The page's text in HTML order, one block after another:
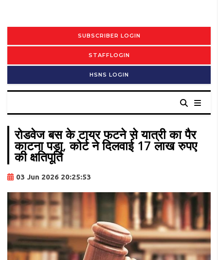
SUBSCRIBER LOGIN
STAFFLOGIN
HSNS LOGIN
रोडवेज बस के टायर फटने से यात्री का पैर
काटना पड़ा, कोर्ट ने दिलवाई 17 लाख रुपए
की क्षतिपूर्ति
03 Jun 2026 20:25:53